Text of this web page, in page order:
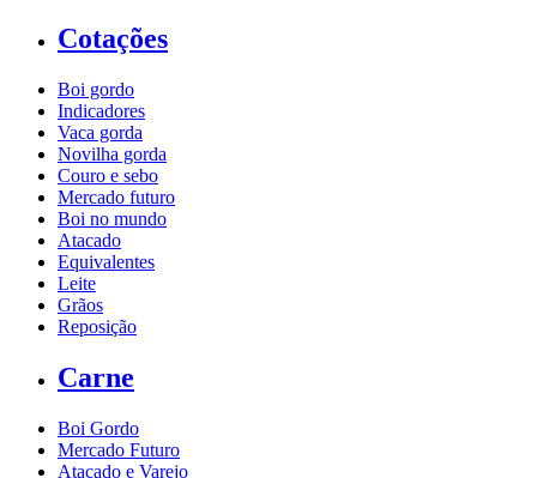
Cotações
Boi gordo
Indicadores
Vaca gorda
Novilha gorda
Couro e sebo
Mercado futuro
Boi no mundo
Atacado
Equivalentes
Leite
Grãos
Reposição
Carne
Boi Gordo
Mercado Futuro
Atacado e Varejo